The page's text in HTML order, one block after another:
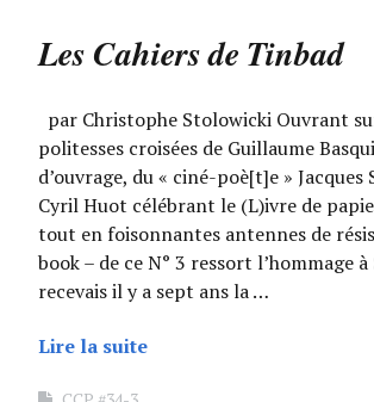
Les Cahiers de Tinbad
par Christophe Stolowicki Ouvrant
politesses croisées de Guillaume
d’ouvrage, du « ciné-poè[t]e » Jacques
Cyril Huot célébrant le (L)ivre de
tout en foisonnantes antennes de
book – de ce N° 3 ressort l’hommage à
recevais il y a sept ans la …
Lire la suite